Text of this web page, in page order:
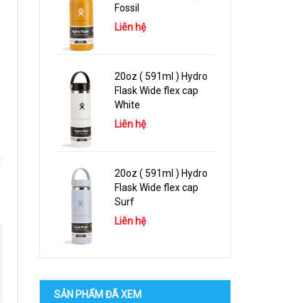
Fossil
Liên hệ
20oz ( 591ml ) Hydro
Flask Wide flex cap
White
Liên hệ
20oz ( 591ml ) Hydro
Flask Wide flex cap
Surf
Liên hệ
SẢN PHẨM ĐÃ XEM